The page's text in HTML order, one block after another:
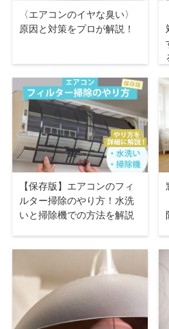
〈エアコンのイヤな臭い〉
原因と対策をプロが解説！
【保存版】エアコンのフィ
ルター掃除のやり方！水洗
いと掃除機での方法を解説